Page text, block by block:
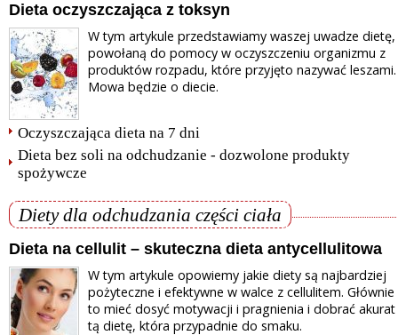
Dieta oczyszczająca z toksyn
W tym artykule przedstawiamy waszej uwadze dietę,
powołaną do pomocy w oczyszczeniu organizmu z
produktów rozpadu, które przyjęto nazywać leszami.
Mowa będzie o diecie.
Oczyszczająca dieta na 7 dni
Dieta bez soli na odchudzanie - dozwolone produkty
spożywcze
Diety dla odchudzania części ciała
Dieta na cellulit – skuteczna dieta antycellulitowa
W tym artykule opowiemy jakie diety są najbardziej
pożyteczne i efektywne w walce z cellulitem. Głównie
to mieć dosyć motywacji i pragnienia i dobrać akurat
tą dietę, która przypadnie do smaku.